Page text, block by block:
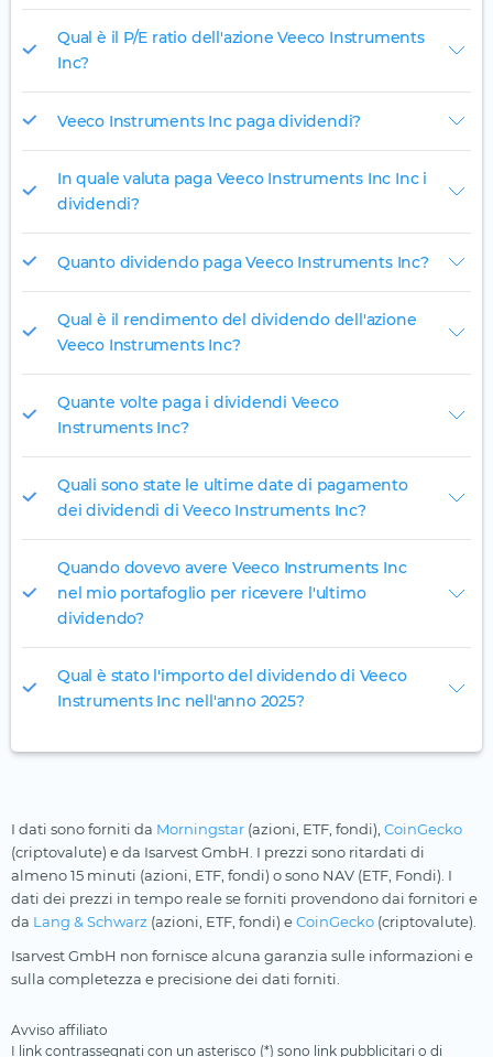
Qual è il P/E ratio dell'azione Veeco Instruments
Inc?
Veeco Instruments Inc paga dividendi?
In quale valuta paga Veeco Instruments Inc Inc i
dividendi?
Quanto dividendo paga Veeco Instruments Inc?
Qual è il rendimento del dividendo dell'azione
Veeco Instruments Inc?
Quante volte paga i dividendi Veeco
Instruments Inc?
Quali sono state le ultime date di pagamento
dei dividendi di Veeco Instruments Inc?
Quando dovevo avere Veeco Instruments Inc
nel mio portafoglio per ricevere l'ultimo
dividendo?
Qual è stato l'importo del dividendo di Veeco
Instruments Inc nell'anno 2025?
I dati sono forniti da Morningstar (azioni, ETF, fondi), CoinGecko
(criptovalute) e da Isarvest GmbH. I prezzi sono ritardati di
almeno 15 minuti (azioni, ETF, fondi) o sono NAV (ETF, Fondi). I
dati dei prezzi in tempo reale se forniti provendono dai fornitori e
da Lang & Schwarz (azioni, ETF, fondi) eCoinGecko (criptovalute).
Isarvest GmbH non fornisce alcuna garanzia sulle informazioni e
sulla completezza e precisione dei dati forniti.
Avviso affiliato
I link contrassegnati con un asterisco (*) sono link pubblicitari o di